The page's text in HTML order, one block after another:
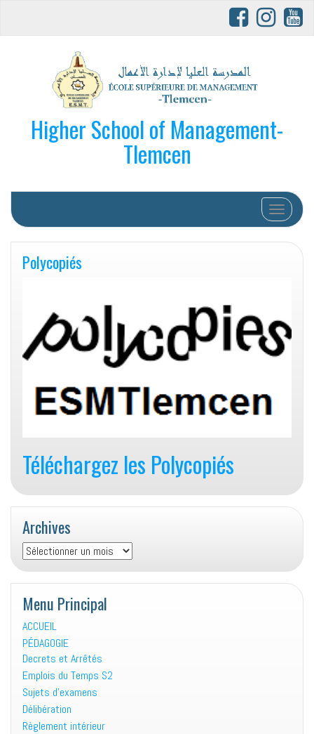
Higher School of Management-
Tlemcen
Afficher/
Polycopiés
Téléchargez les Polycopiés
Archives
Archives
Menu Principal
ACCUEIL
PÉDAGOGIE
Decrets et Arrêtés
Emplois du Temps S2
Sujets d’examens
Délibération
Règlement intérieur